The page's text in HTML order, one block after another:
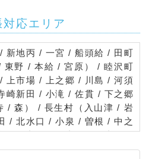
応エリア
新地丙 / 一宮 / 船頭給 / 田町
野 / 本給 / 宮原） / 睦沢町
上市場 / 上之郷 / 川島 / 河須
崎新田 / 小滝 / 佐貫 / 下之郷
/ 森） / 長生村（入山津 / 岩
/ 北水口 / 小泉 / 曽根 / 中之
/ 一松甲 / 一松乙 / 一松丙 /
地甲 / 本郷 / 宮成 / 水口 / 六